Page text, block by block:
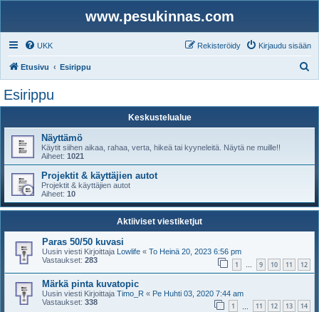
www.pesukinnas.com
UKK Kirjaudu sisään
Rekisteröidy
Etusivu Esirippu
Esirippu
Keskustelualue
Näyttämö
Käytit siihen aikaa, rahaa, verta, hikeä tai kyyneleitä. Näytä ne muille!!
Aiheet: 1021
Projektit & käyttäjien autot
Projektit & käyttäjien autot
Aiheet: 10
Aktiiviset viestiketjut
Paras 50/50 kuvasi
Uusin viesti Kirjoittaja Lowlife « To Heinä 20, 2023 6:56 pm
Vastaukset: 283 1 … 9 10 11 12
Märkä pinta kuvatopic
Uusin viesti Kirjoittaja Timo_R « Pe Huhti 03, 2020 7:44 am
Vastaukset: 338 1 11 12 13 14